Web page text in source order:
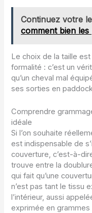
Continuez votre
comment bien
Le choix de la taille
formalité : c’est un
qu’un cheval mal
ses sorties en
Comprendre
idéale
Si l’on souhaite
est indispensable de
couverture, c’est-à-
trouve entre la
qui fait qu’une
n’est pas tant le tissu
l’intérieur, aussi
exprimée en